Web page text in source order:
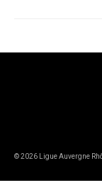
© 2026 Ligue Auvergne